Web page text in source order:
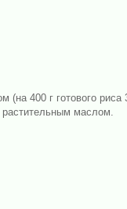
(на 400 г готового
растительным маслом.